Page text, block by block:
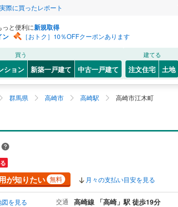
際に買ったレポート
っと便利に新規取得
ン
［おトク］10％OFFクーポンあります
買う
ション 新築一戸建て 中古一戸建て
建てる
注文住宅 土地
群馬県 高崎市 高崎駅 高崎市江木町
が知りたい 無料 月々の支払い目安を見る
図を見る 交通 高崎線 「高崎」駅 徒歩19分